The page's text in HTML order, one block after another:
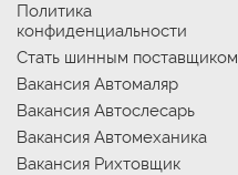
Политика
конфиденциальности
Стать шинным поставщиком
Вакансия Автомаляр
Вакансия Автослесарь
Вакансия Автомеханика
Вакансия Рихтовщик